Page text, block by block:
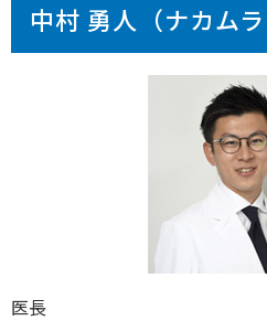
中村 勇人（ナカムラ
医長